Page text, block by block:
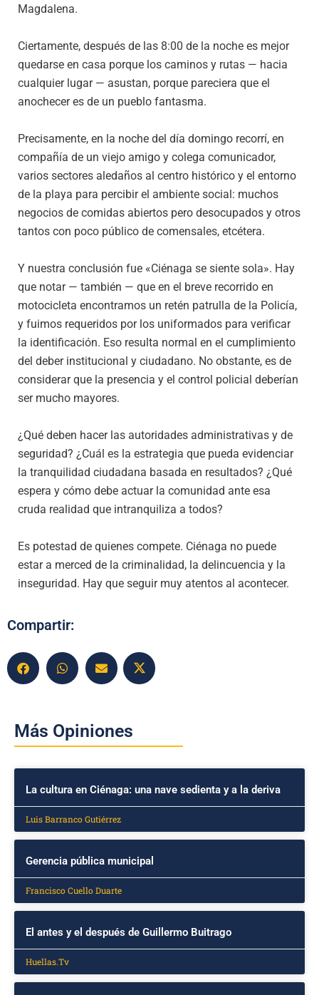
Magdalena.
Ciertamente, después de las 8:00 de la noche es mejor
quedarse en casa porque los caminos y rutas — hacia
cualquier lugar — asustan, porque pareciera que el
anochecer es de un pueblo fantasma.
Precisamente, en la noche del día domingo recorrí, en
compañía de un viejo amigo y colega comunicador,
varios sectores aledaños al centro histórico y el entorno
de la playa para percibir el ambiente social: muchos
negocios de comidas abiertos pero desocupados y otros
tantos con poco público de comensales, etcétera.
Y nuestra conclusión fue «Ciénaga se siente sola». Hay
que notar — también — que en el breve recorrido en
motocicleta encontramos un retén patrulla de la Policía,
y fuimos requeridos por los uniformados para verificar
la identificación. Eso resulta normal en el cumplimiento
del deber institucional y ciudadano. No obstante, es de
considerar que la presencia y el control policial deberían
ser mucho mayores.
¿Qué deben hacer las autoridades administrativas y de
seguridad? ¿Cuál es la estrategia que pueda evidenciar
la tranquilidad ciudadana basada en resultados? ¿Qué
espera y cómo debe actuar la comunidad ante esa
cruda realidad que intranquiliza a todos?
Es potestad de quienes compete. Ciénaga no puede
estar a merced de la criminalidad, la delincuencia y la
inseguridad. Hay que seguir muy atentos al acontecer.
Compartir:
Más Opiniones
La cultura en Ciénaga: una nave sedienta y a la deriva
Luis Barranco Gutiérrez
Gerencia pública municipal
Francisco Cuello Duarte
El antes y el después de Guillermo Buitrago
Huellas.Tv